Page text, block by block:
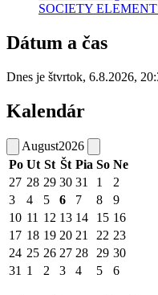
SOCIETY
Dátum a čas
Dnes je štvrtok, 6.8.2026,
Kalendár
August2026
Po Ut St Št Pia So Ne
27 28 29 30 31 1
2
3
4 5 6 7 8
9
10 11 12 13 14 15 16
17 18 19 20 21 22 23
24 25 26 27 28 29 30
31 1 2 3 4 5 6